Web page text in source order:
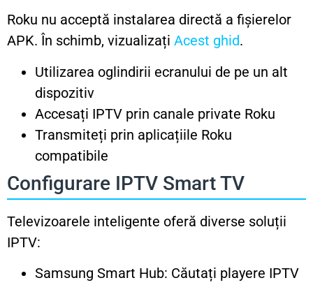
Roku nu acceptă instalarea directă a fișierelor
APK. În schimb, vizualizați Acest ghid.
Utilizarea oglindirii ecranului de pe un alt
dispozitiv
Accesați IPTV prin canale private Roku
Transmiteți prin aplicațiile Roku
compatibile
Configurare IPTV Smart TV
Televizoarele inteligente oferă diverse soluții
IPTV:
Samsung Smart Hub: Căutați playere IPTV